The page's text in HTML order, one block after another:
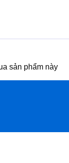
sản phẩm này